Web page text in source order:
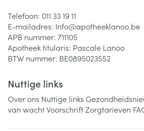
Telefoon: 011 33 19 11
E-mailadres: Info@apotheeklanoo.be
APB nummer: 711105
Apotheek titularis: Pascale Lanoo
BTW nummer: BE0895023552
Nuttige links
Over ons Nuttige links
van wachtVoorschriftZorgtarieven